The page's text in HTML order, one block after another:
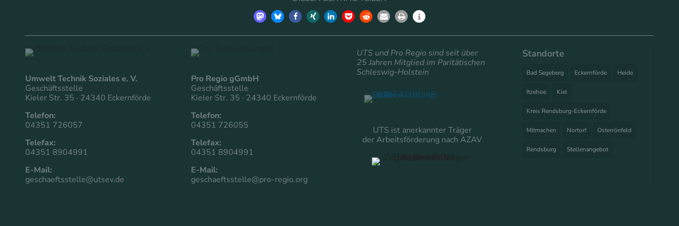
Umwelt Technik Soziales e. V.
Geschäftsstelle
Kieler Str. 35 · 24340 Eckernförde
Telefon:
04351 726057
Telefax:
04351 8904991
E-Mail:
geschaeftsstelle@utsev.de
Pro Regio gGmbH
Geschäftsstelle
Kieler Str. 35 · 24340 Eckernförde
Telefon:
04351 726055
Telefax:
04351 8904991
E-Mail:
geschaeftsstelle@pro-regio.org
UTS und Pro Regio sind seit über
25 Jahren Mitglied im Paritätischen
Schleswig-Holstein
UTS ist anerkannter Träger
der Arbeitsförderung nach AZAV
Standorte
Bad Segeberg Eckernförde Heide
Itzehoe Kiel
Kreis Rendsburg-Eckernförde
Mitmachen Nortorf Osterrönfeld
Rendsburg Stellenangebot